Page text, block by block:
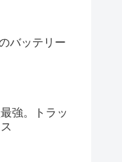
バッテリー
強。トラッ
ス